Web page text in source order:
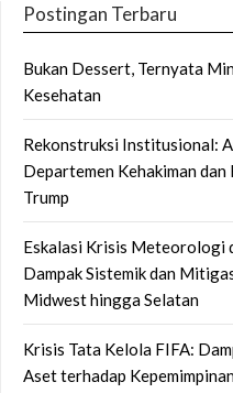
Postingan Terbaru
Bukan Dessert, Ternyata
Kesehatan
Rekonstruksi Institusional:
Departemen Kehakiman
Trump
Eskalasi Krisis Meteorologi
Dampak Sistemik dan
Midwest hingga Selatan
Krisis Tata Kelola FIFA:
Aset terhadap